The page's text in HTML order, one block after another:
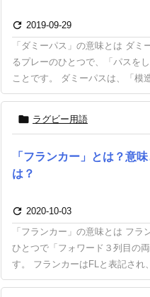
 2019-09-29
「ダミーパス」の意味とは ダミ
るプレーのひとつで、「パスを
ことです。 ダミーパスは、「模
 ラグビー用語
「フランカー」とは？意
は？
 2020-10-03
「フランカー」の意味とは フ
ひとつで「フォワード３列目の
す。 フランカーはFLと表記され